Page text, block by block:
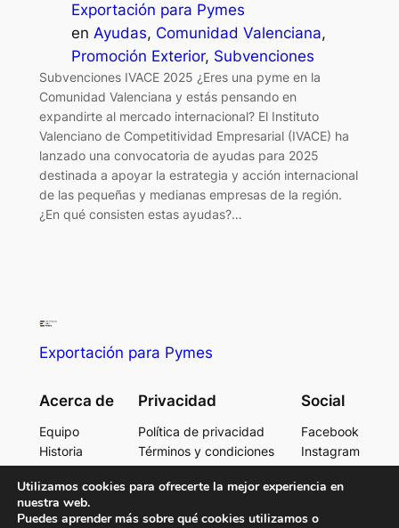
Exportación para Pymes
en Ayudas, Comunidad Valenciana
Promoción Exterior, Subvenciones
Subvenciones IVACE 2025 ¿Eres una pyme en la
Comunidad Valenciana y estás pensando en
expandirte al mercado internacional? El Instituto
Valenciano de Competitividad Empresarial (IVACE) ha
lanzado una convocatoria de ayudas para 2025
destinada a apoyar la estrategia y acción internacional
de las pequeñas y medianas empresas de la región.
¿En qué consisten estas ayudas?…
Exportación para Pymes
Acerca de
Equipo
Historia
Carreras
Privacidad
Política de privacidad
Términos y condiciones
Contacta con consotros
Social
Facebook
Instagram
Twitter/X
Utilizamos cookies para ofrecerte la mejor experiencia en
nuestra web.
Puedes aprender más sobre qué cookies utilizamos o